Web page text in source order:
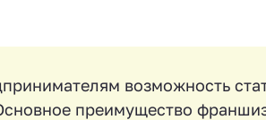
возможность
преимущество